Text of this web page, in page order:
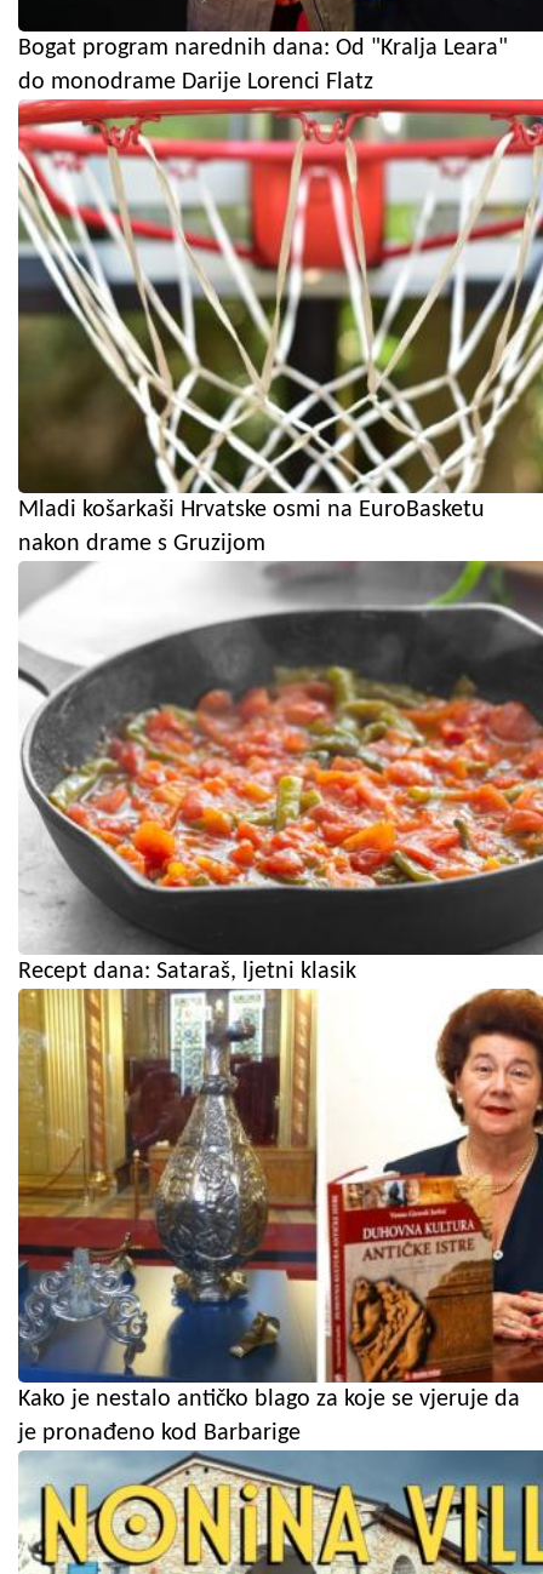
Bogat program narednih dana: Od "Kralja Leara"
do monodrame Darije Lorenci Flatz
Mladi košarkaši Hrvatske osmi na EuroBasketu
nakon drame s Gruzijom
Recept dana: Sataraš, ljetni klasik
Kako je nestalo antičko blago za koje se vjeruje da
je pronađeno kod Barbarige